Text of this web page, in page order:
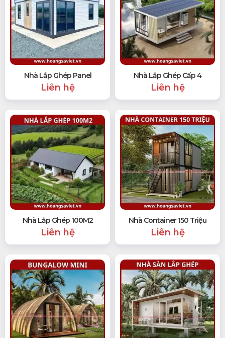
Nhà Lắp Ghép Panel
Liên hệ
Nhà Lắp Ghép Cấp 4
Liên hệ
Nhà Lắp Ghép 100M2
Liên hệ
Nhà Container 150 Triệu
Liên hệ